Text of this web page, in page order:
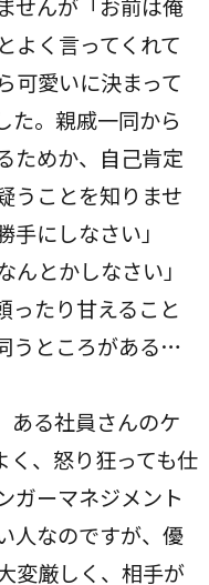
せんが「お前は俺
よく言ってくれて
可愛いに決まって
た。親戚一同から
ためか、自己肯定
うことを知りませ
にしなさい」
んとかしなさい」
ったり甘えること
うところがある…
ある社員さんのケ
く、怒り狂っても仕
ガーマネジメント
人なのですが、優
変厳しく、相手が